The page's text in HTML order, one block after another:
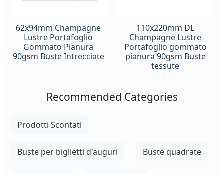
62x94mm Champagne
Lustre Portafoglio
Gommato Pianura
90gsm Buste Intrecciate
110x220mm DL
Champagne Lustre
Portafoglio gommato
pianura 90gsm Buste
tessute
Recommended Categories
Prodotti Scontati
Buste per biglietti d'auguri Buste quadrate